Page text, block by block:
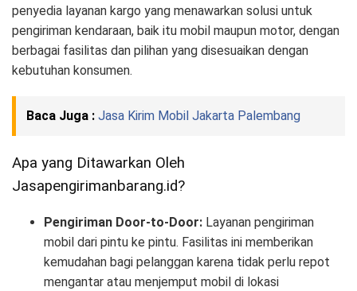
penyedia layanan kargo yang menawarkan solusi untuk
pengiriman kendaraan, baik itu mobil maupun motor, dengan
berbagai fasilitas dan pilihan yang disesuaikan dengan
kebutuhan konsumen.
Baca Juga : Jasa Kirim Mobil Jakarta Palembang
Apa yang Ditawarkan Oleh
Jasapengirimanbarang.id?
Pengiriman Door-to-Door: Layanan pengiriman
mobil dari pintu ke pintu. Fasilitas ini memberikan
kemudahan bagi pelanggan karena tidak perlu repot
mengantar atau menjemput mobil di lokasi